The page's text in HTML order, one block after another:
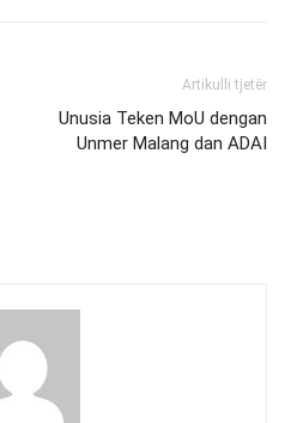
Artikulli tjetër
Unusia Teken MoU dengan
Unmer Malang dan ADAI